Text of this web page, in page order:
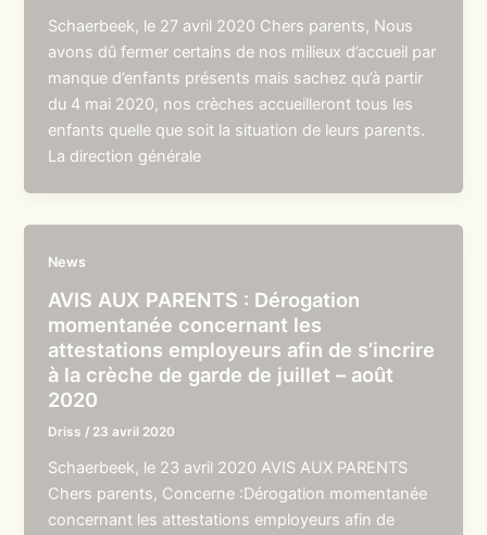
Schaerbeek, le 27 avril 2020 Chers parents, Nous
avons dû fermer certains de nos milieux d’accueil par
manque d’enfants présents mais sachez qu’à partir
du 4 mai 2020, nos crèches accueilleront tous les
enfants quelle que soit la situation de leurs parents.
La direction générale
News
AVIS AUX PARENTS : Dérogation
momentanée concernant les
attestations employeurs afin de s’incrire
à la crèche de garde de juillet – août
2020
Driss / 23 avril 2020
Schaerbeek, le 23 avril 2020 AVIS AUX PARENTS
Chers parents, Concerne :Dérogation momentanée
concernant les attestations employeurs afin de